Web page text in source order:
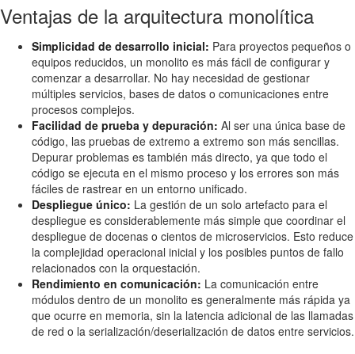
Ventajas de la arquitectura monolítica
Simplicidad de desarrollo inicial: Para proyectos pequeños o
equipos reducidos, un monolito es más fácil de configurar y
comenzar a desarrollar. No hay necesidad de gestionar
múltiples servicios, bases de datos o comunicaciones entre
procesos complejos.
Facilidad de prueba y depuración: Al ser una única base de
código, las pruebas de extremo a extremo son más sencillas.
Depurar problemas es también más directo, ya que todo el
código se ejecuta en el mismo proceso y los errores son más
fáciles de rastrear en un entorno unificado.
Despliegue único: La gestión de un solo artefacto para el
despliegue es considerablemente más simple que coordinar el
despliegue de docenas o cientos de microservicios. Esto reduce
la complejidad operacional inicial y los posibles puntos de fallo
relacionados con la orquestación.
Rendimiento en comunicación: La comunicación entre
módulos dentro de un monolito es generalmente más rápida ya
que ocurre en memoria, sin la latencia adicional de las llamadas
de red o la serialización/deserialización de datos entre servicios.